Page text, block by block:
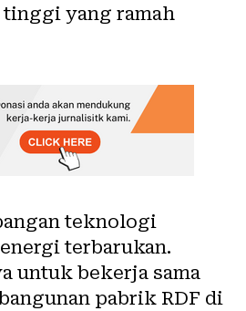
yang ramah
teknologi
terbarukan.
untuk bekerja sama
pabrik RDF di